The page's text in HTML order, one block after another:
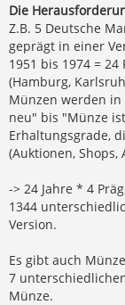
Die
Z.B. 5 Deutsche
geprägt in einer
1951 bis 1974 =
(Hamburg,
Münzen werden
neu" bis "Münze
Erhaltungsgrade,
(Auktionen, Shops,
-> 24 Jahre * 4
1344
Version.
Es gibt auch
7
Münze.